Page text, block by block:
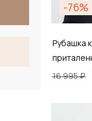
-76%
Рубашка
16 995 ₽